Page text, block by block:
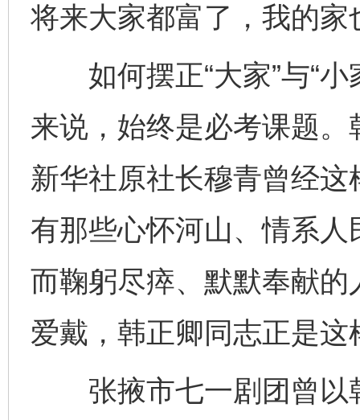
将来大家都富了，我的家
如何摆正“大家”与“小
来说，始终是必考课题
新华社原社长穆青曾经
有那些心怀河山、情系
而鞠躬尽瘁、默默奉献
爱戴，韩正卿同志正是这
张掖市七一剧团曾以